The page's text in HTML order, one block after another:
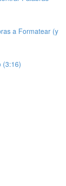
a Formatear (y
(3:16)